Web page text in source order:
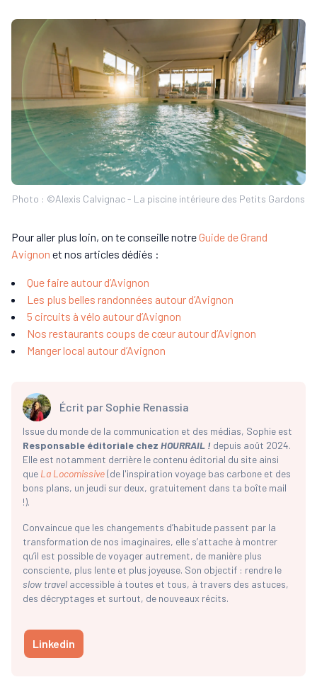
Photo : ©Alexis Calvignac - La piscine intérieure des Petits Gardons
Pour aller plus loin, on te conseille notreGuide de Grand
Avignon et nos articles dédiés :
Que faire autour d’Avignon
Les plus belles randonnées autour d’Avignon
5 circuits à vélo autour d’Avignon
Nos restaurants coups de cœur autour d’Avignon
Manger local autour d’Avignon
Écrit par Sophie Renassia
Issue du monde de la communication et des médias, Sophie est
Responsable éditoriale chez HOURRAIL ! depuis août 2024.
Elle est notamment derrière le contenu éditorial du site ainsi
que La Locomissive(de l'inspiration voyage bas carbone et des
bons plans, un jeudi sur deux, gratuitement dans ta boîte mail
!).
Convaincue que les changements d’habitude passent par la
transformation de nos imaginaires, elle s’attache à montrer
qu’il est possible de voyager autrement, de manière plus
consciente, plus lente et plus joyeuse. Son objectif : rendre le
slow travel accessible à toutes et tous, à travers des astuces,
des décryptages et surtout, de nouveaux récits.
Linkedin